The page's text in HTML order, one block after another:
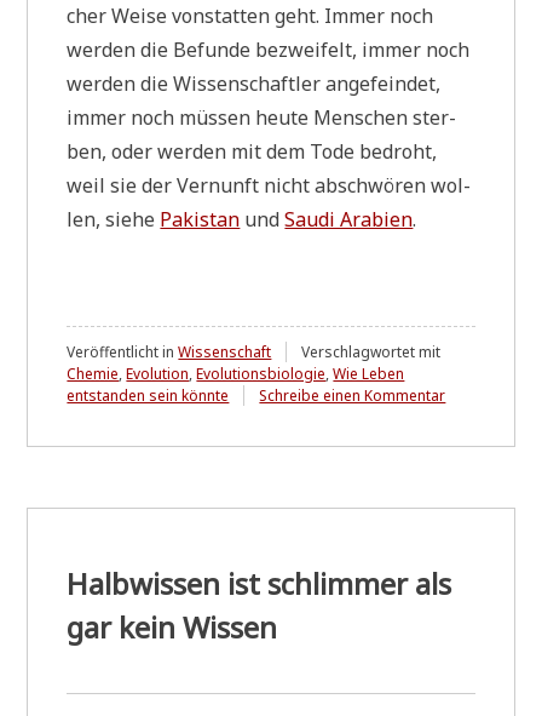
cher Wei­se von­stat­ten geht. Immer noch
wer­den die Befun­de bezwei­felt, immer noch
wer­den die Wis­sen­schaft­ler ange­fein­det,
immer noch müs­sen heu­te Men­schen ster­
ben, oder wer­den mit dem Tode bedroht,
weil sie der Ver­nunft nicht abschwö­ren wol­
len, sie­he Paki­stan undSau­di Ara­bi­en.
Veröffentlicht inWissenschaft
Verschlagwortet mit
Chemie,Evolution,Evolutionsbiologie,Wie Leben
entstanden sein könnte
Schreibe einen Kommentarzu
Halbwissen ist schlimmer als
gar kein Wissen